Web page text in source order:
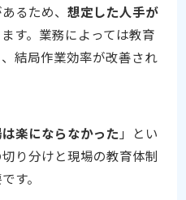
るため、想定した人手が
す。業務によっては教育
結局作業効率が改善され
楽にならなかった 」とい
り分けと現場の教育体制
す。